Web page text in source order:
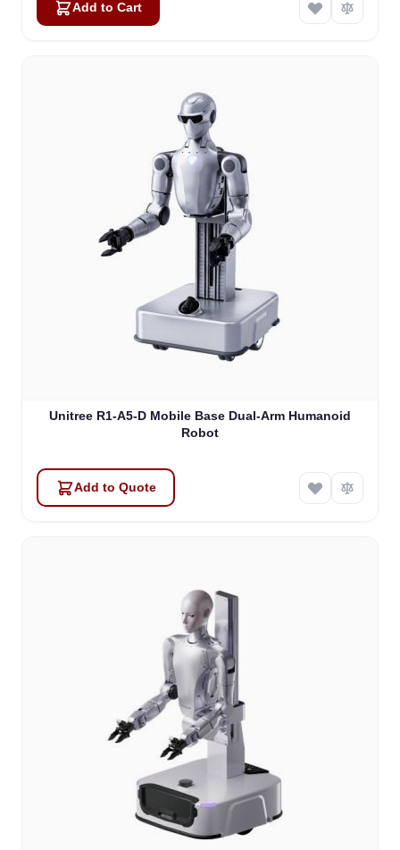
Add to Cart
Unitree R1-A5-D Mobile Base Dual-Arm Humanoid
Robot
Add to Quote